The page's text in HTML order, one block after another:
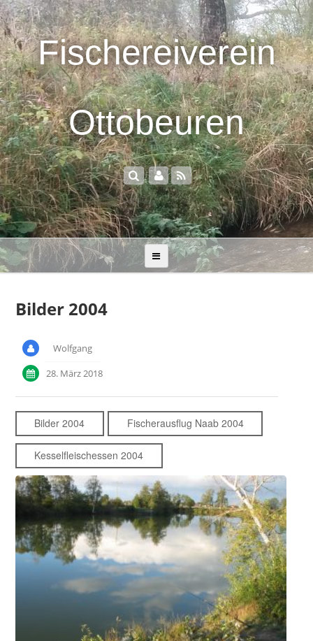
Fischereiverein
Ottobeuren
Bilder 2004
Wolfgang
28. März 2018
Bilder 2004 Fischerausflug Naab 2004
Kesselfleischessen 2004